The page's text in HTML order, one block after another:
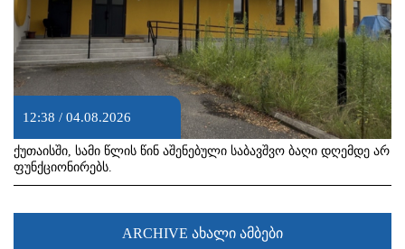
12:38 / 04.08.2026
ქუთაისში, სამი წლის წინ აშენებული საბავშვო ბაღი დღემდე არ
ფუნქციონირებს.
ARCHIVE ახალი ამბები